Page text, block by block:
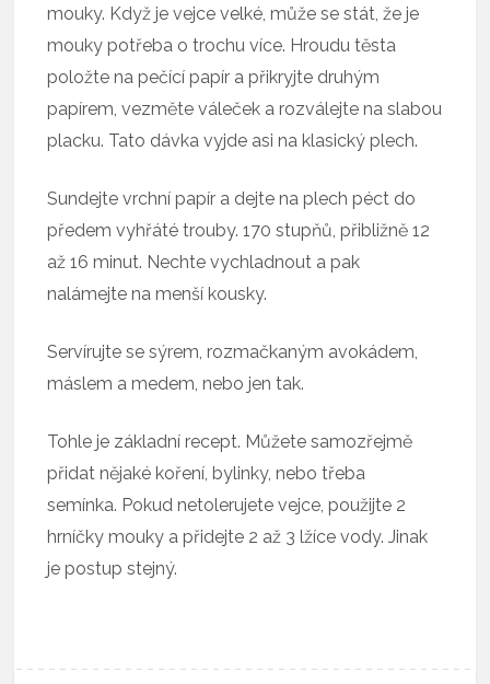
mouky. Když je vejce velké, může se stát, že je
mouky potřeba o trochu více. Hroudu těsta
položte na pečící papír a přikryjte druhým
papírem, vezměte váleček a rozválejte na slabou
placku. Tato dávka vyjde asi na klasický plech.
Sundejte vrchní papír a dejte na plech péct do
předem vyhřáté trouby. 170 stupňů, přibližně 12
až 16 minut. Nechte vychladnout a pak
nalámejte na menší kousky.
Servírujte se sýrem, rozmačkaným avokádem,
máslem a medem, nebo jen tak.
Tohle je základní recept. Můžete samozřejmě
přidat nějaké koření, bylinky, nebo třeba
semínka. Pokud netolerujete vejce, použijte 2
hrníčky mouky a přidejte 2 až 3 lžíce vody. Jinak
je postup stejný.